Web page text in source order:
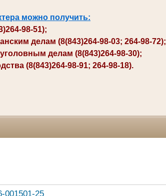
можно получить:
98-51);
делам (8(843)264-98-03; 264-98-72);
делам (8(843)264-98-30);
(8(843)264-98-91; 264-98-18).
001501-25